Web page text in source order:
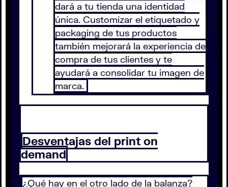
dará a tu tienda una identidad
única. Customizar el etiquetado y
packaging de tus productos
también mejorará la experiencia de
compra de tus clientes y te
ayudará a consolidar tu imagen de
marca.
Desventajas del print on
demand
¿Qué hay en el otro lado de la balanza?